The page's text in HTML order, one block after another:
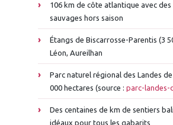
106 km de côte atlantique avec des
sauvages hors saison
Étangs de Biscarrosse-Parentis (3
Léon, Aureilhan
Parc naturel régional des Landes
000 hectares (source : parc-landes-
Des centaines de km de sentiers
idéaux pour tous les gabarits